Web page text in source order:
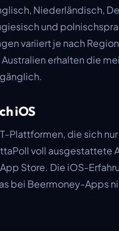
Niederländisch,
und
variiert je nach Region
erhalten die
iOS
Plattformen, die sich
voll ausgestattete
Store. Die iOS-
bei Beermoney-Apps